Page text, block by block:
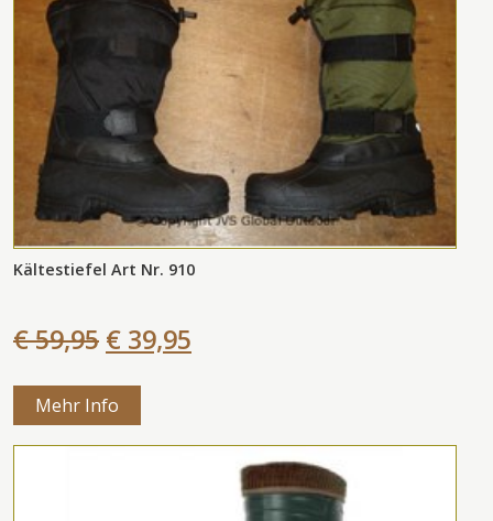
Kältestiefel Art Nr. 910
€ 59,95 € 39,95
Mehr Info